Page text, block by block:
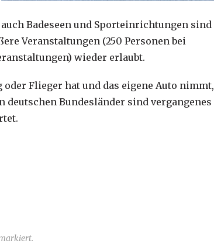
Badeseen und Sporteinrichtungen sind
Veranstaltungen (250 Personen bei
wieder erlaubt.
Flieger hat und das eigene Auto nimmt,
Bundesländer sind vergangenes